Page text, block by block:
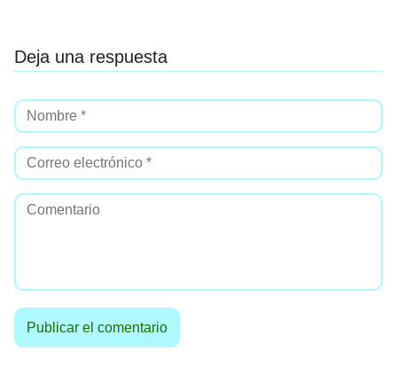
Deja una respuesta